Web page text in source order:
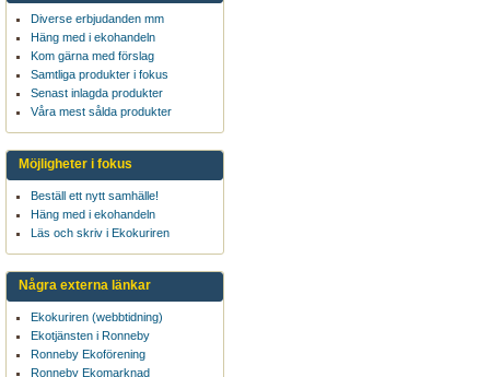
Diverse erbjudanden mm
Häng med i ekohandeln
Kom gärna med förslag
Samtliga produkter i fokus
Senast inlagda produkter
Våra mest sålda produkter
Möjligheter i fokus
Beställ ett nytt samhälle!
Häng med i ekohandeln
Läs och skriv i Ekokuriren
Några externa länkar
Ekokuriren (webbtidning)
Ekotjänsten i Ronneby
Ronneby Ekoförening
Ronneby Ekomarknad